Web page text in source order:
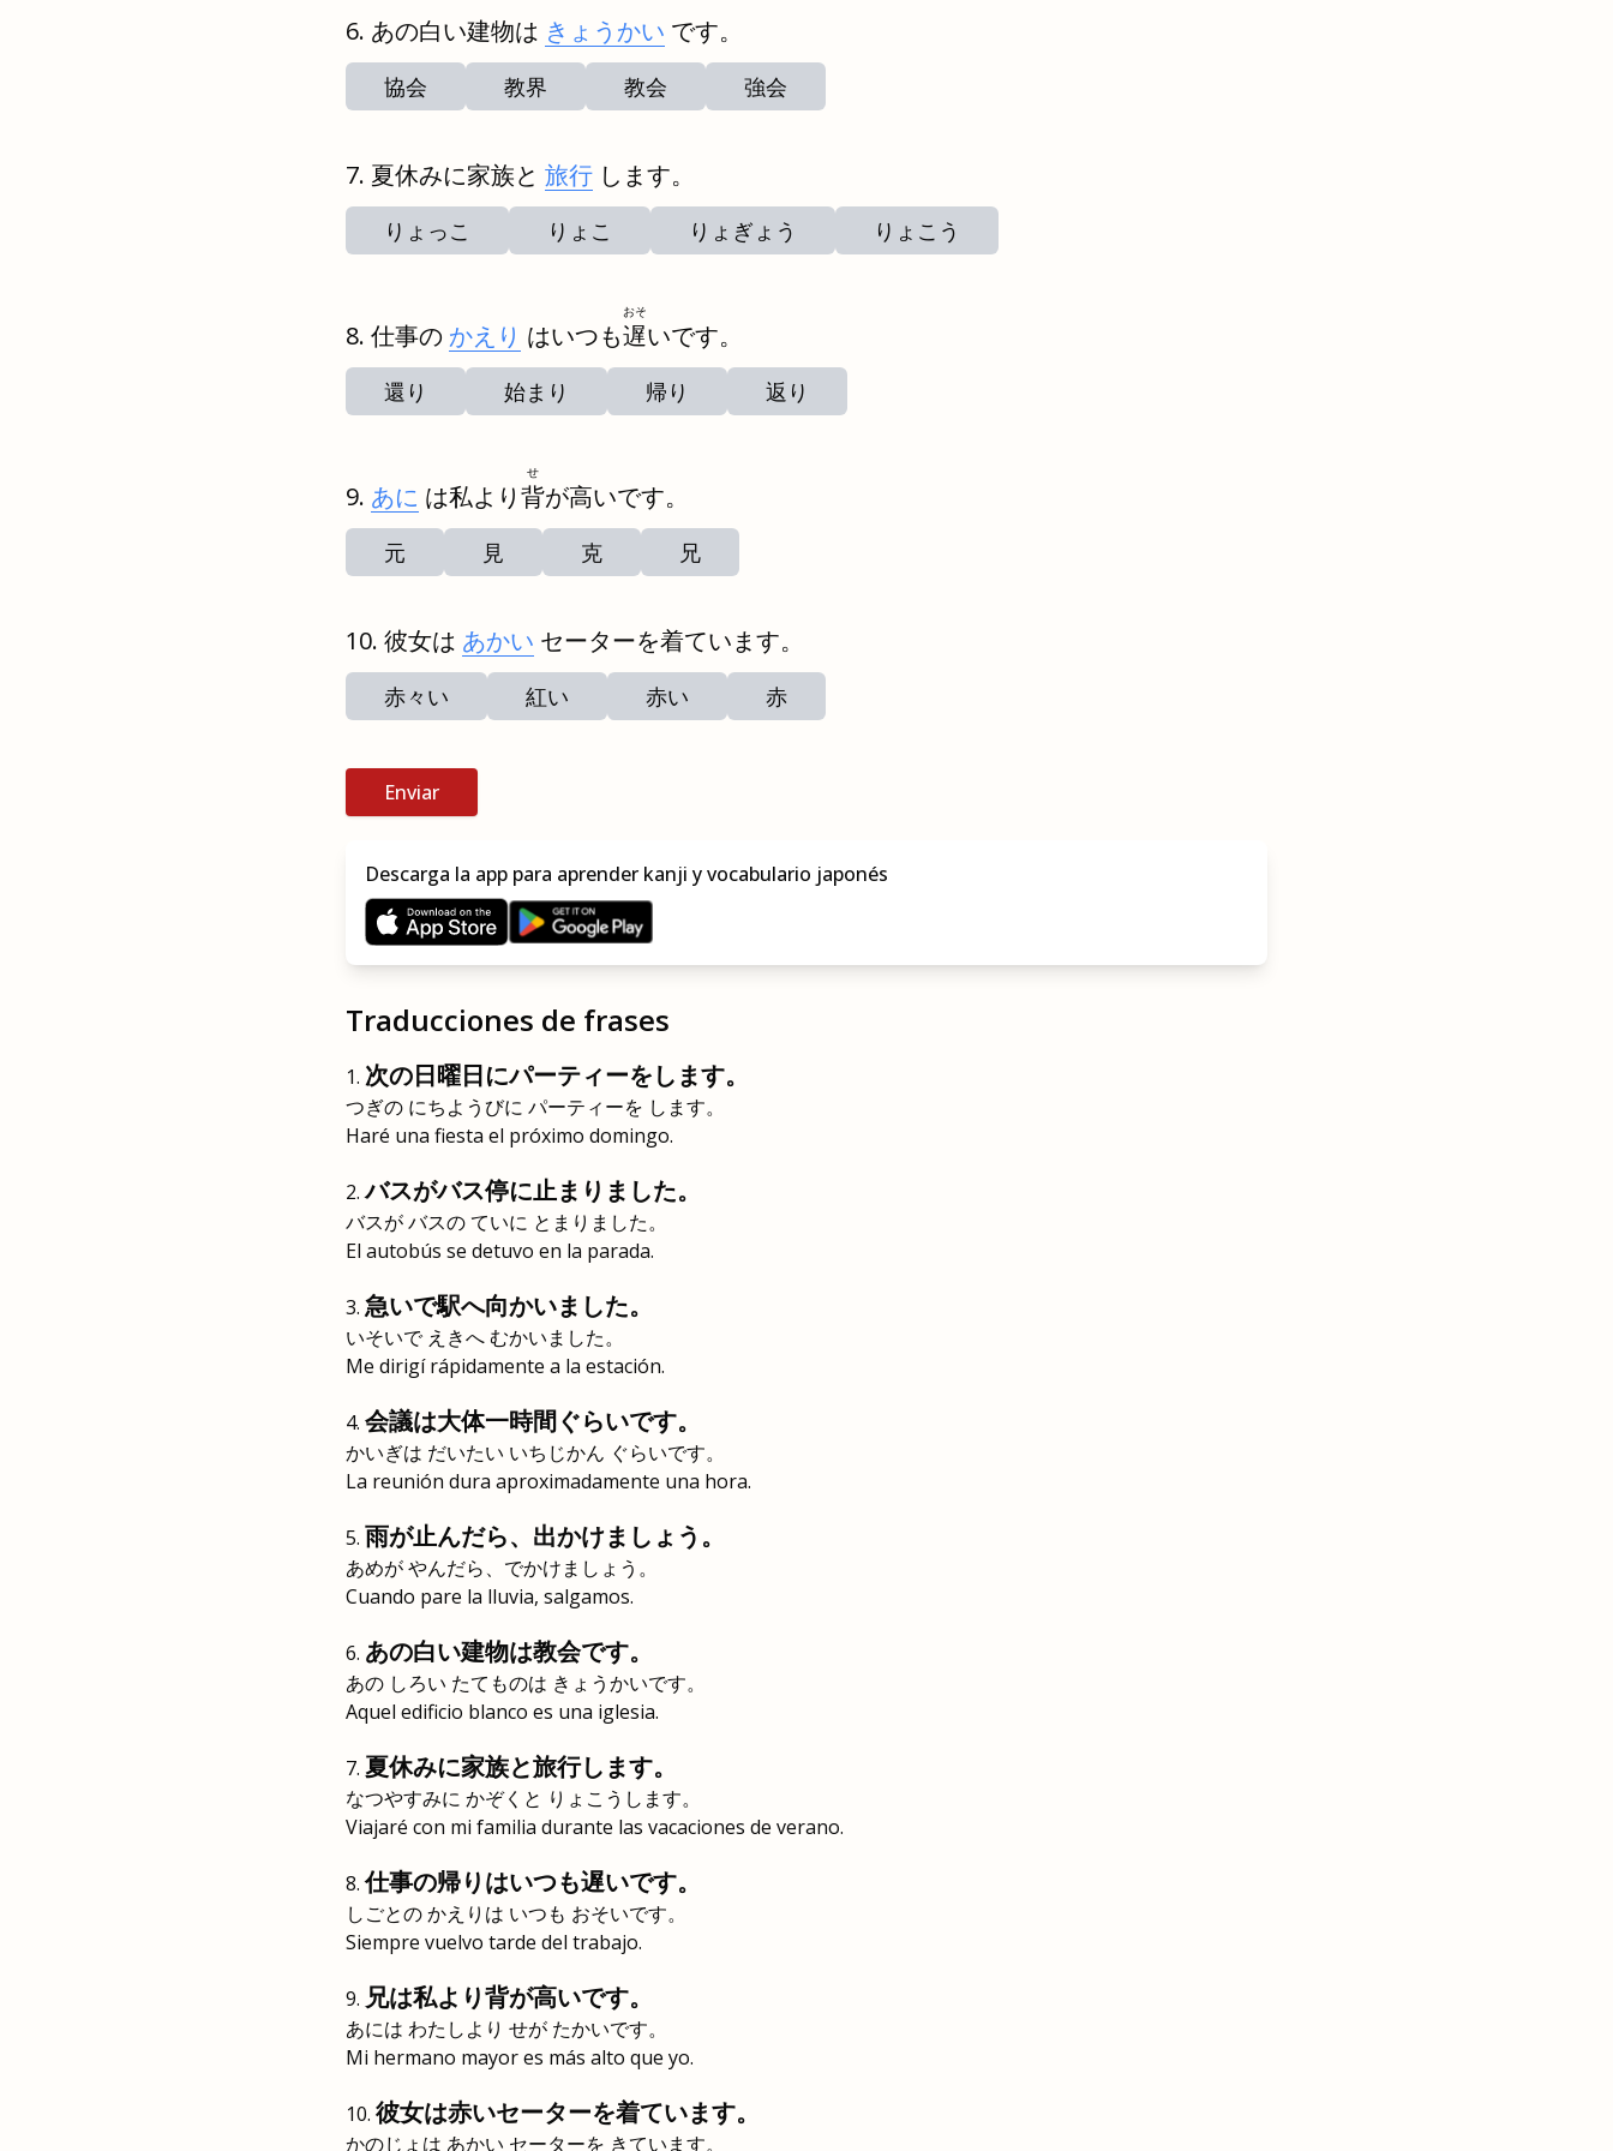
あの白い建物は きょうかい です。
協会 教界 教会 強会
夏休みに家族と 旅行 します。
りょっこ りょこ りょぎょう りょこう
仕事の かえり はいつも遅
おそ
いです。
還り 始まり 帰り 返り
あに は私より背
せ
が高いです。
元 見 克 兄
彼女は あかい セーターを着ています。
赤々い 紅い 赤い 赤
Enviar
Descarga la app para aprender kanji y vocabulario japonés
Traducciones de frases
次の日曜日にパーティーをします。
つぎの にちようびに パーティーを します。
Haré una fiesta el próximo domingo.
バスがバス停に止まりました。
バスが バスの ていに とまりました。
El autobús se detuvo en la parada.
急いで駅へ向かいました。
いそいで えきへ むかいました。
Me dirigí rápidamente a la estación.
会議は大体一時間ぐらいです。
かいぎは だいたい いちじかん ぐらいです。
La reunión dura aproximadamente una hora.
雨が止んだら、出かけましょう。
あめが やんだら、でかけましょう。
Cuando pare la lluvia, salgamos.
あの白い建物は教会です。
あの しろい たてものは きょうかいです。
Aquel edificio blanco es una iglesia.
夏休みに家族と旅行します。
なつやすみに かぞくと りょこうします。
Viajaré con mi familia durante las vacaciones de verano.
仕事の帰りはいつも遅いです。
しごとの かえりは いつも おそいです。
Siempre vuelvo tarde del trabajo.
兄は私より背が高いです。
あには わたしより せが たかいです。
Mi hermano mayor es más alto que yo.
彼女は赤いセーターを着ています。
かのじょは あかい セーターを きています。